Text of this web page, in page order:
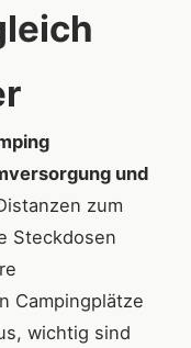
und
zum
Steckdosen
Campingplätze
wichtig sind